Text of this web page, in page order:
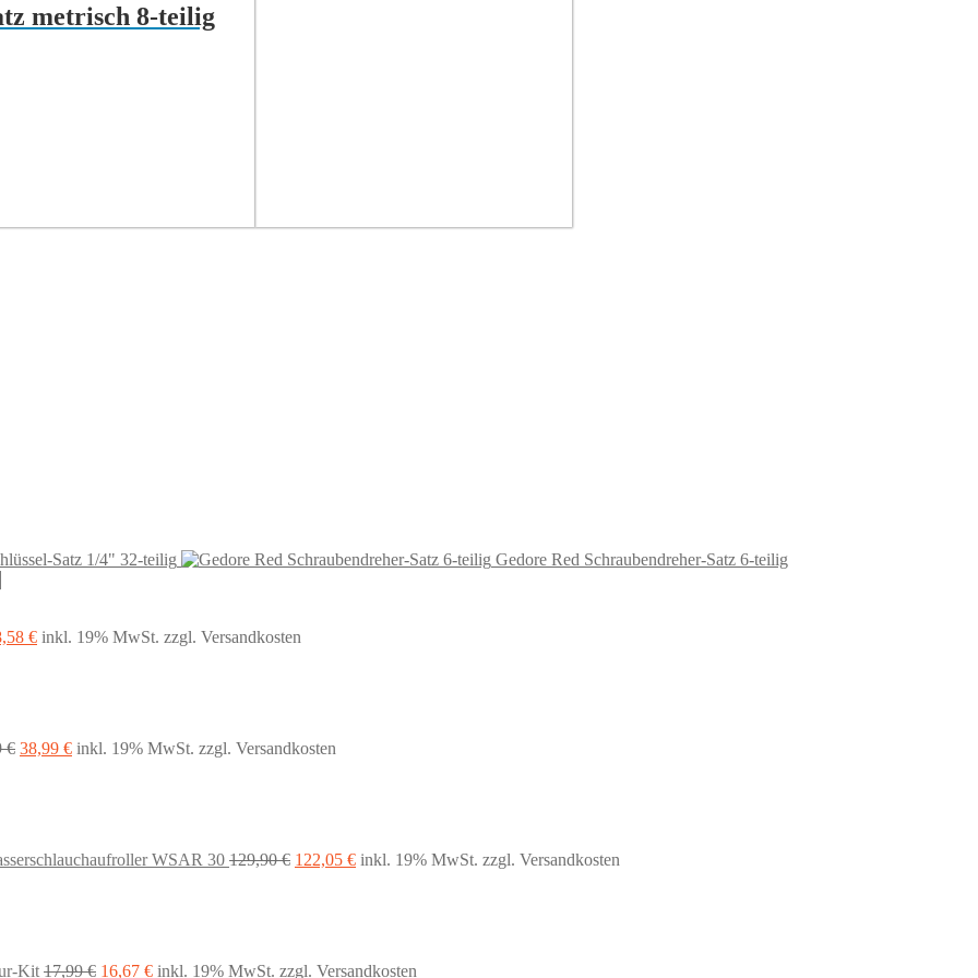
metrisch 8-teilig
Satz 1/4" 32-teilig
Gedore Red Schraubendreher-Satz 6-teilig
€Aktueller
inkl. 19% MwSt. zzgl. Versandkosten
€ Ursprünglicher
38,99 €Aktueller
inkl. 19% MwSt. zzgl. Versandkosten
WSAR 30 129,90€ Ursprünglicher
122,05 €Aktueller
inkl. 19% MwSt. zzgl. Versandkosten
Kit 17,99€ Ursprünglicher
16,67 €Aktueller
inkl. 19% MwSt. zzgl. Versandkosten